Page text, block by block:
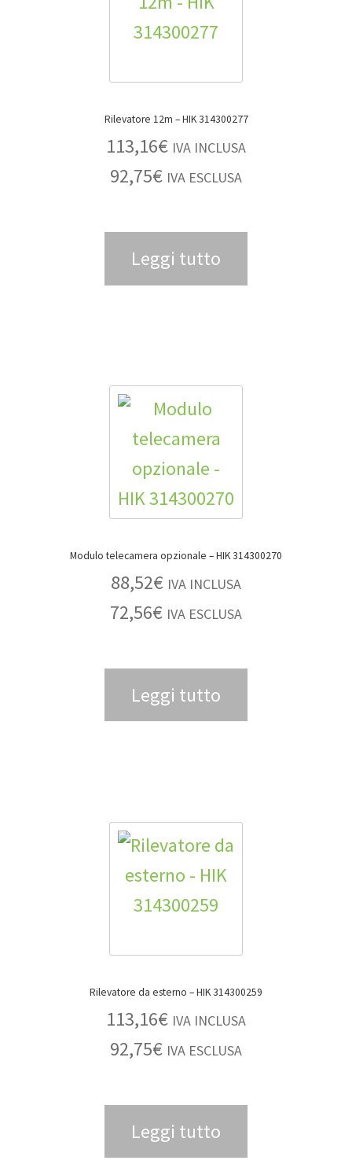
Rilevatore 12m – HIK 314300277
113,16€ IVA INCLUSA
92,75€ IVA ESCLUSA
Leggi tutto
Modulo telecamera opzionale – HIK 314300270
88,52€ IVA INCLUSA
72,56€ IVA ESCLUSA
Leggi tutto
Rilevatore da esterno – HIK 314300259
113,16€ IVA INCLUSA
92,75€ IVA ESCLUSA
Leggi tutto